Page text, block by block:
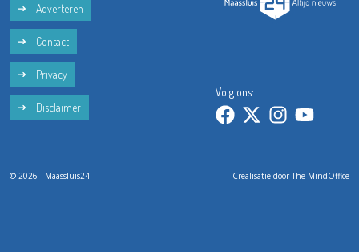
Adverteren
Contact
Privacy
Disclaimer
Volg ons:
© 2026 - Maassluis24 Crealisatie doorThe MindOffice